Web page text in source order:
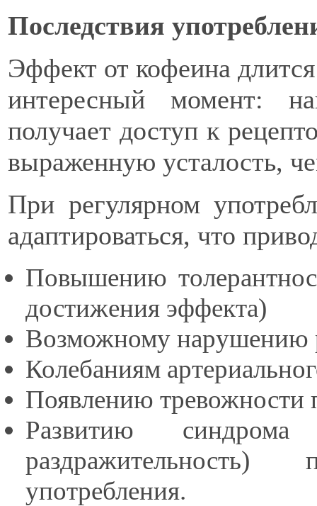
Последствия
Эффект от кофеина
интересный момент:
получает доступ к
выраженную усталость,
При регулярном
адаптироваться, что
Повышению
достижения эффекта)
Возможному нарушению
Колебаниям
Появлению тревожности
Развитию
употребления.